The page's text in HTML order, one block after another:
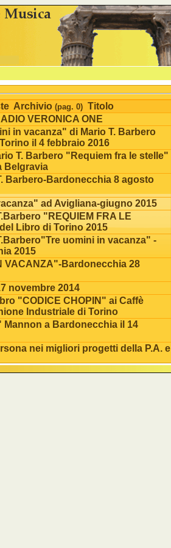
js %>
Archivio (pag. 0)Titolo
VERONICA ONE
in vacanza" di Mario T. Barbero
il 4 febbraio 2016
T. Barbero "Requiem fra le stelle"
Belgravia
Barbero-Bardonecchia 8 agosto
ad Avigliana-giugno 2015
"REQUIEM FRA LE
Libro di Torino 2015
uomini in vacanza" -
2015
VACANZA"-Bardonecchia 28
novembre 2014
"CODICE CHOPIN" ai Caffè
Industriale di Torino
a Bardonecchia il 14
nei migliori progetti della P.A. e
16 agosto 2013 a
Reggia" a San Gillio